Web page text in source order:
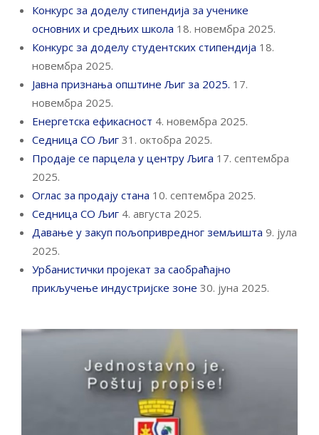
Конкурс за доделу стипендија за ученике
основних и средњих школа 18. новембра 2025.
Конкурс за доделу студентских стипендија 18.
новембра 2025.
Јавна признања општине Љиг за 2025. 17.
новембра 2025.
Енергетска ефикасност 4. новембра 2025.
Седница СО Љиг 31. октобра 2025.
Продаје се парцела у центру Љига 17. септембра
2025.
Оглас за продају стана 10. септембра 2025.
Седница СО Љиг 4. августа 2025.
Давање у закуп пољопривредног земљишта 9. јула
2025.
Урбанистички пројекат за саобраћајно
прикључење индустријске зоне 30. јуна 2025.